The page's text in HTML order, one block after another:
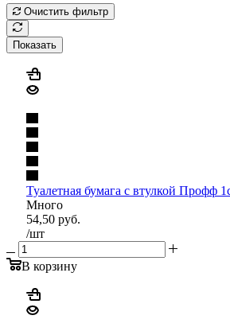
Очистить фильтр
Показать
Туалетная бумага с втулкой Профф
Много
54,50 руб.
/шт
В корзину